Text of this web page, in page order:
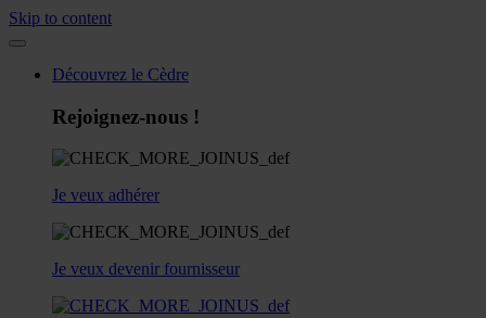
Skip to content
Découvrez le Cèdre
Rejoignez-nous !
Je veux adhérer
Je veux devenir fournisseur